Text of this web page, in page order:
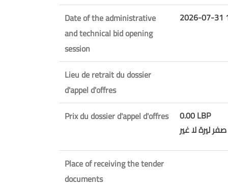
Date of the administrative
and technical bid opening
session
2026-07-31
Lieu de retrait du dossier
d'appel d'offres
Prix du dossier d'appel d'offres
0.00 LBP
ليرة لا غير
Place of receiving the tender
documents